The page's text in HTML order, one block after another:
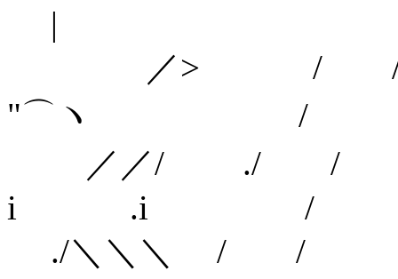
|
／> / /
"⌒ヽ /
／／/ ./
i .i /
./＼＼＼ /